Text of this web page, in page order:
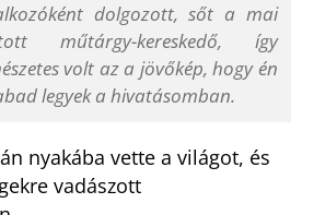
dolgozott, sőt a mai
műtárgy-kereskedő, így
volt az a jövőkép, hogy én
legyek a hivatásomban.
nyakába vette a világot, és
vadászott